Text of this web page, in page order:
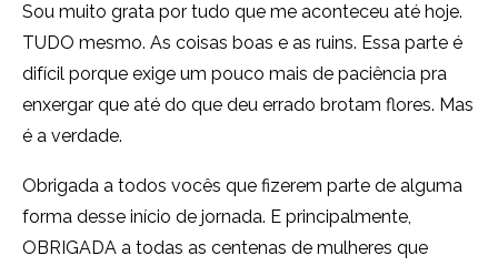
Sou muito grata por tudo que me aconteceu até hoje.
TUDO mesmo. As coisas boas e as ruins. Essa parte é
difícil porque exige um pouco mais de paciência pra
enxergar que até do que deu errado brotam flores. Mas
é a verdade.
Obrigada a todos vocês que fizerem parte de alguma
forma desse início de jornada. E principalmente,
OBRIGADA a todas as centenas de mulheres que